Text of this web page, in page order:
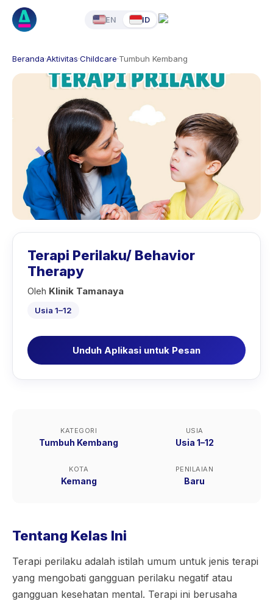
EN ID
Beranda·Aktivitas·Childcare·Tumbuh Kembang
Terapi Perilaku/ Behavior
Therapy
Oleh Klinik Tamanaya
Usia 1–12
Unduh Aplikasi untuk Pesan
KATEGORI
Tumbuh Kembang
USIA
Usia 1–12
KOTA
Kemang
PENILAIAN
Baru
Tentang Kelas Ini
Terapi perilaku adalah istilah umum untuk jenis terapi
yang mengobati gangguan perilaku negatif atau
gangguan kesehatan mental. Terapi ini berusaha